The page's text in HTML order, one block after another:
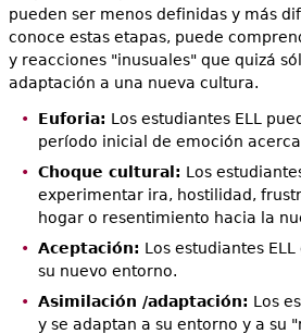
pueden ser menos definidas y más
conoce estas etapas, puede
y reacciones "inusuales" que quizá
adaptación a una nueva cultura.
Euforia: Los estudiantes ELL
período inicial de emoción
Choque cultural: Los
experimentar ira, hostilidad,
hogar o resentimiento hacia la
Aceptación: Los estudiantes
su nuevo entorno.
Asimilación /adaptación: Los
y se adaptan a su entorno y a su